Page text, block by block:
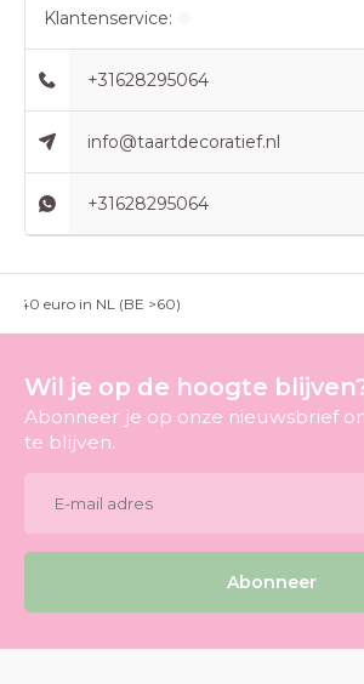
Klantenservice:
+31628295064
info@taartdecoratief.nl
+31628295064
>40 euro in NL (BE >60)
Wil je op de hoogte
Abonneer je op onze nieuwsbrief
te blijven.
Abonneer